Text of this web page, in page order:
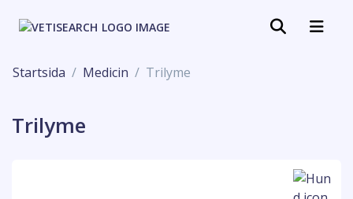
Startsida Medicin Trilyme
Trilyme